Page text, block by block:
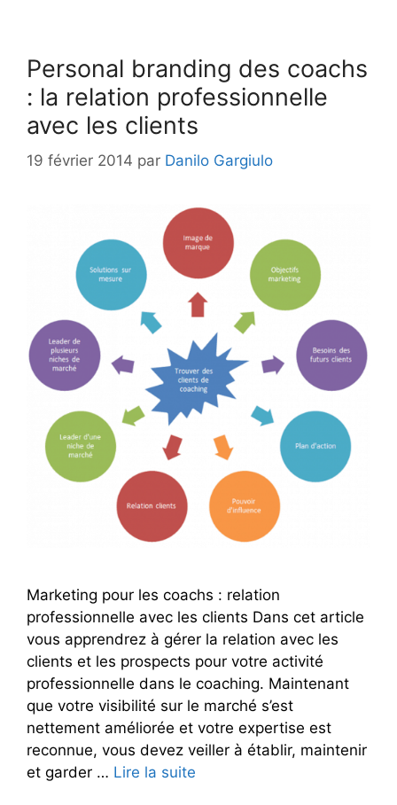
Personal branding des coachs
: la relation professionnelle
avec les clients
19 février 2014 par Danilo Gargiulo
Marketing pour les coachs : relation
professionnelle avec les clients Dans cet article
vous apprendrez à gérer la relation avec les
clients et les prospects pour votre activité
professionnelle dans le coaching. Maintenant
que votre visibilité sur le marché s’est
nettement améliorée et votre expertise est
reconnue, vous devez veiller à établir, maintenir
et garder … Lire la suite